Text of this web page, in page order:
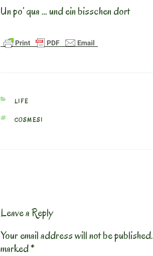
Un po’ qua … und ein bisschen dort
CATEGORIES
LIFE
TAGS
COSMESI
Leave a Reply
Your email address will not be published.
marked*